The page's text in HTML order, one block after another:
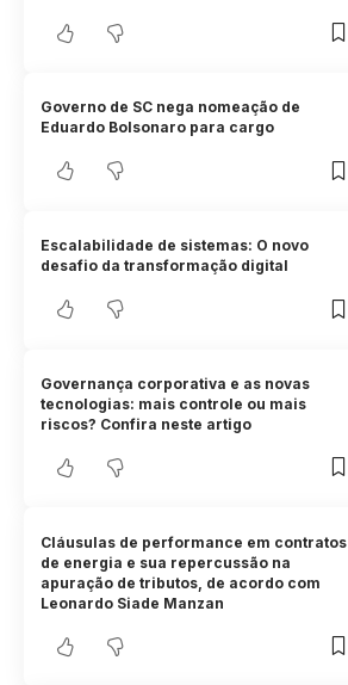
Governo de SC nega nomeação de
Eduardo Bolsonaro para cargo
Escalabilidade de sistemas: O novo
desafio da transformação digital
Governança corporativa e as novas
tecnologias: mais controle ou mais
riscos? Confira neste artigo
Cláusulas de performance em contratos
de energia e sua repercussão na
apuração de tributos, de acordo com
Leonardo Siade Manzan